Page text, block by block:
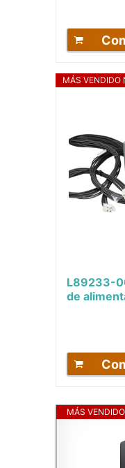
MÁS VENDIDO
L89233-
de
MÁS